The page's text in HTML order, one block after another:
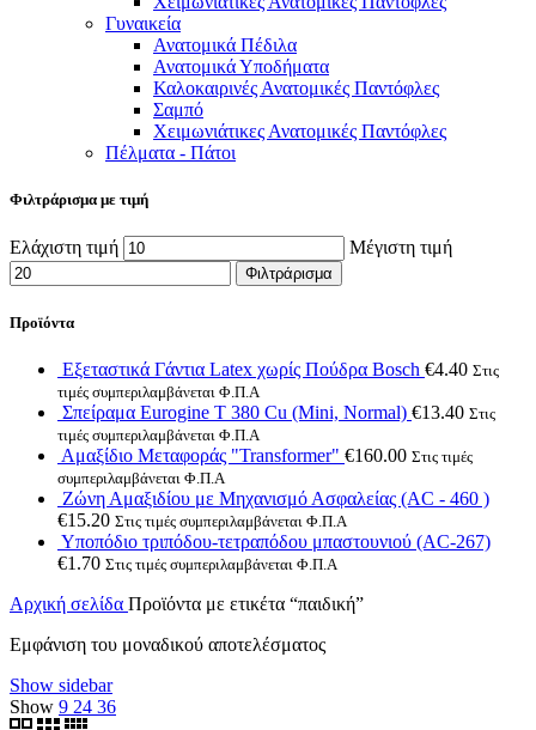
Γυναικεία
Ανατομικά Πέδιλα
Ανατομικά Υποδήματα
Καλοκαιρινές Ανατομικές Παντόφλες
Σαμπό
Χειμωνιάτικες Ανατομικές Παντόφλες
Πέλματα - Πάτοι
Φιλτράρισμα με τιμή
Ελάχιστη τιμή Μέγιστη τιμή
Φιλτράρισμα
Προϊόντα
Εξεταστικά Γάντια Latex χωρίς Πούδρα Bosch €4.40 Στις
τιμές συμπεριλαμβάνεται Φ.Π.Α
Σπείραμα Eurogine Τ 380 Cu (Mini, Normal) €13.40 Στις
τιμές συμπεριλαμβάνεται Φ.Π.Α
Αμαξίδιο Μεταφοράς "Transformer" €160.00 Στις τιμές
συμπεριλαμβάνεται Φ.Π.Α
Ζώνη Αμαξιδίου με Μηχανισμό Ασφαλείας (AC - 460 )
€15.20 Στις τιμές συμπεριλαμβάνεται Φ.Π.Α
Υποπόδιο τριπόδου-τετραπόδου μπαστουνιού (AC-267)
€1.70 Στις τιμές συμπεριλαμβάνεται Φ.Π.Α
Αρχική σελίδα Προϊόντα με ετικέτα “παιδική”
Εμφάνιση του μοναδικού αποτελέσματος
Show sidebar
Show 9 24 36